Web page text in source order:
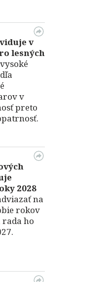
v
lesných
v
preto
2028
na
rokov
rada ho